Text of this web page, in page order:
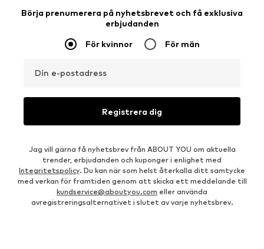
Börja prenumerera på nyhetsbrevet och få exklusiva
erbjudanden
För kvinnor För män
Din e-postadress
Registrera dig
Jag vill gärna få nyhetsbrev från ABOUT YOU om aktuella
trender, erbjudanden och kuponger i enlighet med
Integritetspolicy. Du kan när som helst återkalla ditt samtycke
med verkan för framtiden genom att skicka ett meddelande till
kundservice@aboutyou.com eller använda
avregistreringsalternativet i slutet av varje nyhetsbrev.